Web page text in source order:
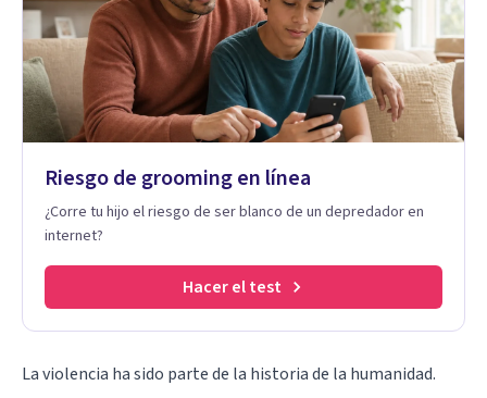
Riesgo de grooming en línea
¿Corre tu hijo el riesgo de ser blanco de un depredador en
internet?
Hacer el test
Laviolencia ha sido parte de la historia de la humanidad.